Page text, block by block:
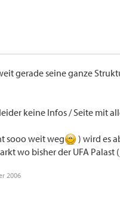
gerade seine ganze
keine Infos / Seite mit
sooo weit weg
) wird es
wo bisher der UFA
2006